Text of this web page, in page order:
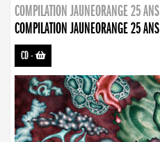
COMPILATION JAUNEORANGE 25 ANS
COMPILATION JAUNEORANGE 25 ANS
CD-